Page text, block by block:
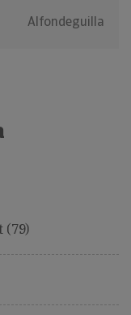
Alfondeguilla
(79)